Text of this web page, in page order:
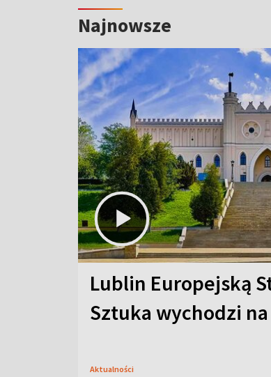
Najnowsze
Lublin Europejską
Sztuka wychodzi
Aktualności